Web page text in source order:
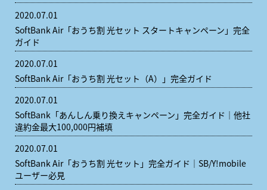
2020.07.01
SoftBank Air「おうち割 光セット スタートキャンペーン」完全
ガイド
2020.07.01
SoftBank Air「おうち割 光セット（A）」完全ガイド
2020.07.01
SoftBank「あんしん乗り換えキャンペーン」完全ガイド｜他社
違約金最大100,000円補填
2020.07.01
SoftBank Air「おうち割 光セット」完全ガイド｜SB/Y!mobile
ユーザー必見